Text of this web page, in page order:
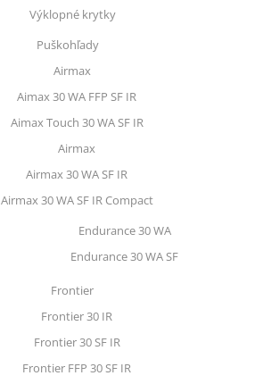
Výklopné krytky
Puškohľady
Airmax
Aimax 30 WA FFP SF IR
Aimax Touch 30 WA SF IR
Airmax
Airmax 30 WA SF IR
Airmax 30 WA SF IR Compact
Endurance 30 WA
Endurance 30 WA SF
Frontier
Frontier 30 IR
Frontier 30 SF IR
Frontier FFP 30 SF IR